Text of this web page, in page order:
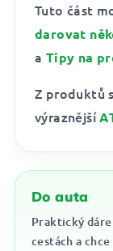
Tuto část
darovat
a Tipy na
Z produktů
výraznější
Do auta
Praktický
cestách a